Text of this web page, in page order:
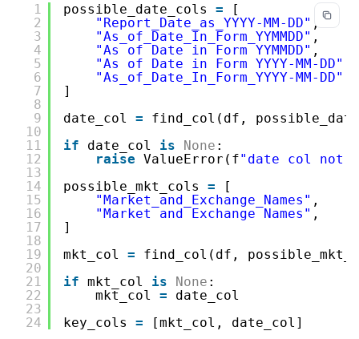
1
2
3
4
5
6
7
8
9
10
11
12
13
14
15
16
17
18
19
20
21
22
23
24
possible_date_cols =
[
"Report_Date_as_YYYY-MM-DD" ,
"As_of_Date_In_Form_YYMMDD" ,
"As of Date in Form YYMMDD" ,
"As of Date in Form YYYY-MM-DD"
"As_of_Date_In_Form_YYYY-MM-DD"
]
date_col =
find_col(df,
if
date_col is None :
raise ValueError(f"date col not
possible_mkt_cols =
[
"Market_and_Exchange_Names" ,
"Market and Exchange Names" ,
]
mkt_col =
find_col(df,
if mkt_col is None :
mkt_col =
date_col
key_cols = [mkt_col, date_col]